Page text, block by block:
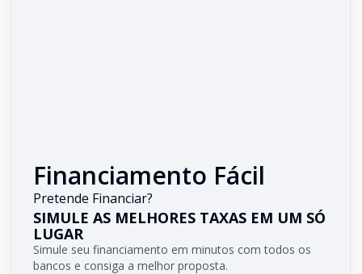
Financiamento Fácil
Pretende Financiar?
SIMULE AS MELHORES TAXAS EM UM SÓ
LUGAR
Simule seu financiamento em minutos com todos os
bancos e consiga a melhor proposta.